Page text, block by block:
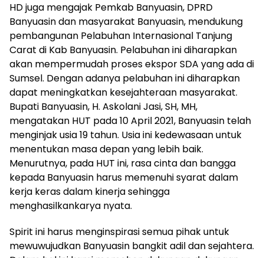
HD juga mengajak Pemkab Banyuasin, DPRD
Banyuasin dan masyarakat Banyuasin, mendukung
pembangunan Pelabuhan Internasional Tanjung
Carat di Kab Banyuasin. Pelabuhanini diharapkan
akan mempermudah proses ekspor SDA yang ada di
Sumsel. Dengan adanya pelabuhan ini diharapkan
dapat meningkatkan kesejahteraan masyarakat.
Bupati Banyuasin, H. Askolani Jasi, SH, MH,
mengatakan HUT pada 10 April 2021, Banyuasin telah
menginjak usia 19 tahun. Usia ini kedewasaan untuk
menentukan masa depan yang lebih baik.
Menurutnya, pada HUT ini, rasa cinta dan bangga
kepada Banyuasin harus memenuhi syarat dalam
kerja keras dalam kinerja sehingga
menghasilkankarya nyata.
Spirit ini harus menginspirasi semua pihak untuk
mewuwujudkan Banyuasin bangkit adil dan sejahtera.